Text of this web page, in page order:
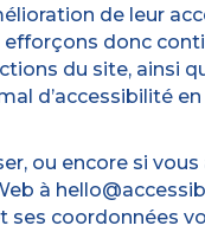
de leur
efforçons donc
du site, ainsi
d’accessibilité
ou encore si vous
à
ses coordonnées